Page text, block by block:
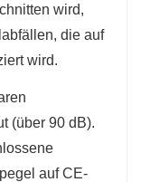
wird,
die auf
wird.
(über 90 dB).
auf CE-